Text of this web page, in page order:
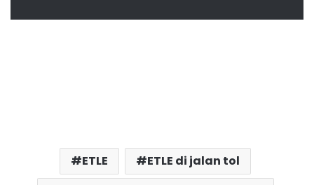
ETLE
ETLE di jalan tol